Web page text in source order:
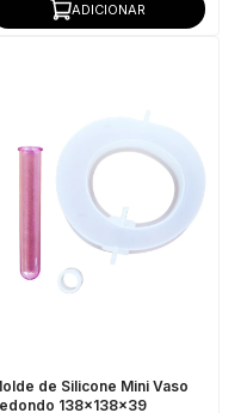
ADICIONAR
de Silicone Mini Vaso
138x138x39